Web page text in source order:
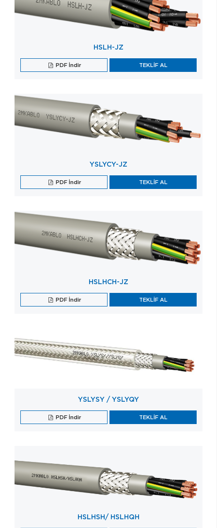
HSLH-JZ
PDF İndir TEKLİF AL
YSLYCY-JZ
PDF İndir TEKLİF AL
HSLHCH-JZ
PDF İndir TEKLİF AL
YSLYSY / YSLYQY
PDF İndir TEKLİF AL
HSLHSH/ HSLHQH